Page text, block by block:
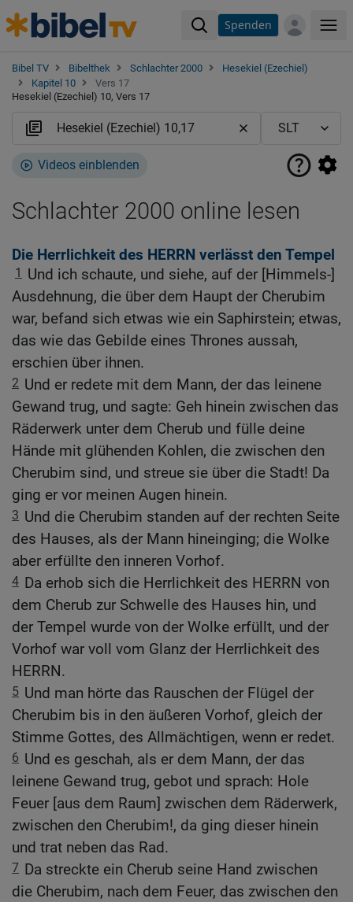
Spenden
Bibel TV Bibelthek Schlachter 2000
Hesekiel (Ezechiel)
Kapitel 10
Vers 17
Hesekiel (Ezechiel) 10, Vers 17
Videos einblenden
Schlachter 2000 online lesen
Die Herrlichkeit des HERRN verlässt den Tempel
1
Und ich schaute, und siehe, auf der [Himmels-]
Ausdehnung, die über dem Haupt der Cherubim
war, befand sich etwas wie ein Saphirstein; etwas,
das wie das Gebilde eines Thrones aussah,
erschien über ihnen.
2 Und er redete mit dem Mann, der das leinene
Gewand trug, und sagte: Geh hinein zwischen das
Räderwerk unter dem Cherub und fülle deine
Hände mit glühenden Kohlen, die zwischen den
Cherubim sind, und streue sie über die Stadt! Da
ging er vor meinen Augen hinein.
3 Und die Cherubim standen auf der rechten Seite
des Hauses, als der Mann hineinging; die Wolke
aber erfüllte den inneren Vorhof.
4 Da erhob sich die Herrlichkeit des HERRN von
dem Cherub zur Schwelle des Hauses hin, und
der Tempel wurde von der Wolke erfüllt, und der
Vorhof war voll vom Glanz der Herrlichkeit des
HERRN.
5 Und man hörte das Rauschen der Flügel der
Cherubim bis in den äußeren Vorhof, gleich der
Stimme Gottes, des Allmächtigen, wenn er redet.
6 Und es geschah, als er dem Mann, der das
leinene Gewand trug, gebot und sprach: Hole
Feuer [aus dem Raum] zwischen dem Räderwerk,
zwischen den Cherubim!, da ging dieser hinein
und trat neben das Rad.
7 Da streckte ein Cherub seine Hand zwischen
die Cherubim, nach dem Feuer, das zwischen den